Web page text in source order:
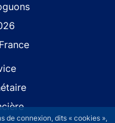
de connexion, dits « cookies »,